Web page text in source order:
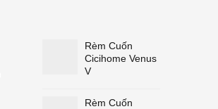
Rèm Cuốn
Cicihome Venus
V
Rèm Cuốn